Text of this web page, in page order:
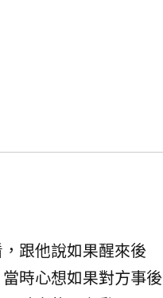
跟他說如果醒來後
時心想如果對方事後